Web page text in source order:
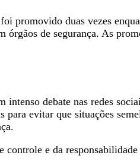
duas vezes
de segurança. As
debate nas redes
para evitar que situações
e da